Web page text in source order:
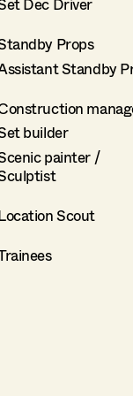
Props
Standby
builder
painter /
Scout